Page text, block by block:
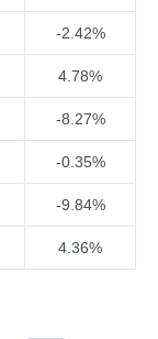
-2.42%
4.78%
-8.27%
-0.35%
-9.84%
4.36%